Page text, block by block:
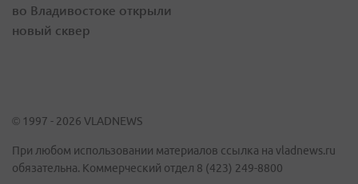
во Владивостоке открыли
новый сквер
© 1997 - 2026 VLADNEWS
При любом использовании материалов ссылка на vladnews.ru
обязательна. Коммерческий отдел 8 (423) 249-8800